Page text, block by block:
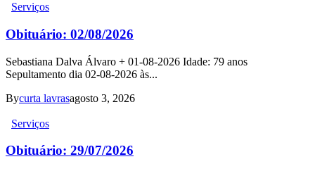
Serviços
Obituário: 02/08/2026
Sebastiana Dalva Álvaro + 01-08-2026 Idade: 79 anos
Sepultamento dia 02-08-2026 às...
Bycurta lavrasagosto 3, 2026
Serviços
Obituário: 29/07/2026